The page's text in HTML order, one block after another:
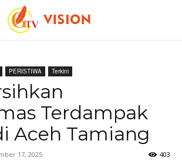
PERISTIWA Terkini
Terdampak
Aceh Tamiang
17, 2025 403